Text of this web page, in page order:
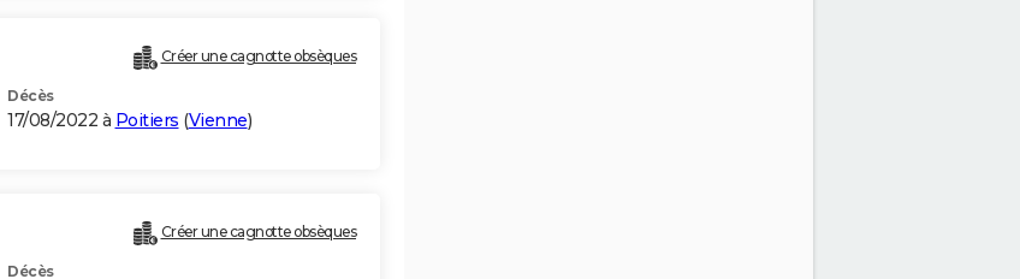
Créer une cagnotte obsèques
Décès
17/08/2022 à Poitiers (Vienne)
Créer une cagnotte obsèques
Décès